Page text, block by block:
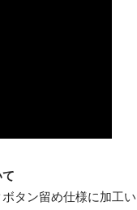
タン留め仕様に加工